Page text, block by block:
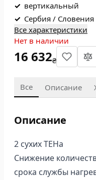
✓ вертикальный
✓ Сербия / Словения
Все характеристики
Нет в наличии
16 632₴
Все Описание
Описание
2 сухих ТЕНа
Снижение
срока службы